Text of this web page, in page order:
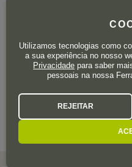
Resta apenas 1 garrafa
205,90 € IVA
Garrafa 75 cl.| 274,53 € / Litro
Utilizamos tecnologias como
a sua experiência no nosso
Privacidade para saber
pessoais na nossa
REJEITAR